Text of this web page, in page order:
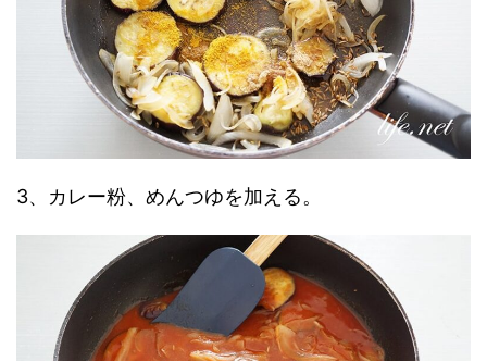
3、カレー粉、めんつゆを加える。